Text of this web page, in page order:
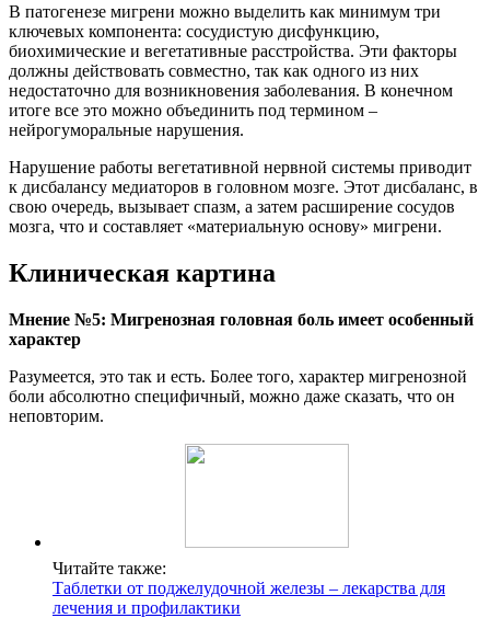
В патогенезе мигрени можно выделить как минимум три
ключевых компонента: сосудистую дисфункцию,
биохимические и вегетативные расстройства. Эти факторы
должны действовать совместно, так как одного из них
недостаточно для возникновения заболевания. В конечном
итоге все это можно объединить под термином –
нейрогуморальные нарушения.
Нарушение работы вегетативной нервной системы приводит
к дисбалансу медиаторов в головном мозге. Этот дисбаланс, в
свою очередь, вызывает спазм, а затем расширение сосудов
мозга, что и составляет «материальную основу» мигрени.
Клиническая картина
Мнение №5: Мигренозная головная боль имеет особенный
характер
Разумеется, это так и есть. Более того, характер мигренозной
боли абсолютно специфичный, можно даже сказать, что он
неповторим.
Читайте также:
Таблетки от поджелудочной железы – лекарства для
лечения и профилактики